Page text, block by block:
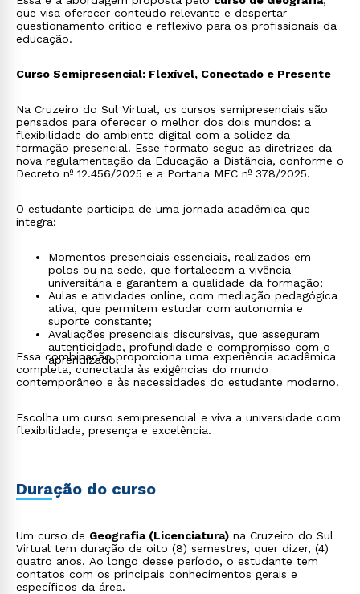
que visa oferecer conteúdo relevante e despertar
questionamento crítico e reflexivo para os profissionais da
educação.
Curso Semipresencial: Flexível, Conectado e Presente
Na Cruzeiro do Sul Virtual, os cursos semipresenciais são
pensados para oferecer o melhor dos dois mundos: a
flexibilidade do ambiente digital com a solidez da
formação presencial. Esse formato segue as diretrizes da
nova regulamentação da Educação a Distância, conforme o
Decreto nº 12.456/2025 e a Portaria MEC nº 378/2025.
O estudante participa de uma jornada acadêmica que
integra:
Momentos presenciais essenciais, realizados em
polos ou na sede, que fortalecem a vivência
universitária e garantem a qualidade da formação;
Aulas e atividades online, com mediação pedagógica
ativa, que permitem estudar com autonomia e
suporte constante;
Avaliações presenciais discursivas, que asseguram
autenticidade, profundidade e compromisso com o
aprendizado.
Essa combinação proporciona uma experiência acadêmica
completa, conectada às exigências do mundo
contemporâneo e às necessidades do estudante moderno.
Escolha um curso semipresencial e viva a universidade com
flexibilidade, presença e excelência.
Duração do curso
Um curso de Geografia (Licenciatura) na Cruzeiro do Sul
Virtual tem duração de oito (8) semestres, quer dizer, (4)
quatro anos. Ao longo desse período, o estudante tem
contatos com os principais conhecimentos gerais e
específicos da área.